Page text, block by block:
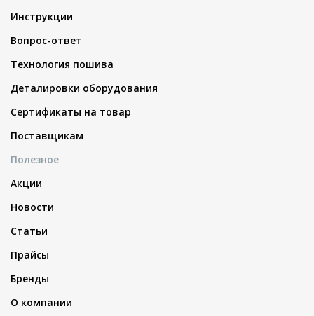
Инструкции
Вопрос-ответ
Технология пошива
Деталировки оборудования
Сертификаты на товар
Поставщикам
Полезное
Акции
Новости
Статьи
Прайсы
Бренды
О компании